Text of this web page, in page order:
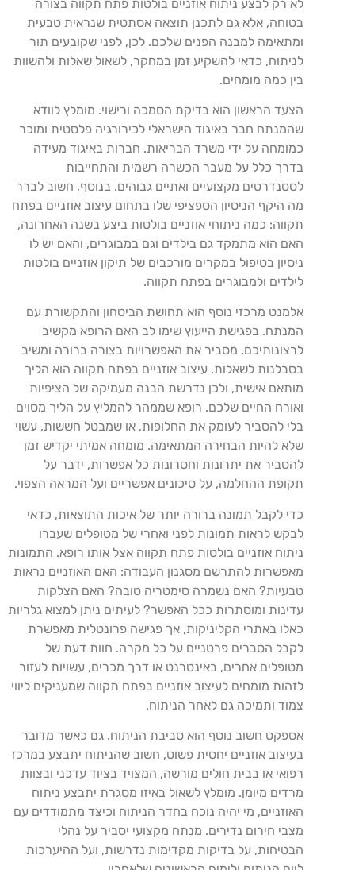
לא רק לבצע ניתוח אוזניים בולטות פתח תקווה בצורה
בטוחה, אלא גם לתכנן תוצאה אסתטית שנראית טבעית
ומתאימה למבנה הפנים שלכם. לכן, לפני שקובעים תור
לניתוח, כדאי להשקיע זמן במחקר, לשאול שאלות ולהשוות
בין כמה מומחים.
הצעד הראשון הוא בדיקת הסמכה ורישוי. מומלץ לוודא
שהמנתח חבר באיגוד הישראלי לכירורגיה פלסטית ומוכר
כמומחה על ידי משרד הבריאות. חברות באיגוד מעידה
בדרך כלל על מעבר הכשרה רשמית והתחייבות
לסטנדרטים מקצועיים ואתיים גבוהים. בנוסף, חשוב לברר
מה היקף הניסיון הספציפי שלו בתחום עיצוב אוזניים בפתח
תקווה: כמה ניתוחי אוזניים בולטות ביצע בשנה האחרונה,
האם הוא מתמקד גם בילדים וגם במבוגרים, והאם יש לו
ניסיון בטיפול במקרים מורכבים של תיקון אוזניים בולטות
לילדים ולמבוגרים בפתח תקווה.
אלמנט מרכזי נוסף הוא תחושת הביטחון והתקשורת עם
המנתח. בפגישת הייעוץ שימו לב האם הרופא מקשיב
לרצונותיכם, מסביר את האפשרויות בצורה ברורה ומשיב
בסבלנות לשאלות. עיצוב אוזניים בפתח תקווה הוא הליך
מותאם אישית, ולכן נדרשת הבנה מעמיקה של הציפיות
ואורח החיים שלכם. רופא שממהר להמליץ על הליך מסוים
בלי להסביר לעומק את החלופות, או שמבטל חששות, עשוי
שלא להיות הבחירה המתאימה. מומחה אמיתי יקדיש זמן
להסביר את יתרונות וחסרונות כל אפשרות, ידבר על
תקופת ההחלמה, על סיכונים אפשריים ועל המראה הצפוי.
כדי לקבל תמונה ברורה יותר של איכות התוצאות, כדאי
לבקש לראות תמונות לפני ואחרי של מטופלים שעברו
ניתוח אוזניים בולטות פתח תקווה אצל אותו רופא. התמונות
מאפשרות להתרשם מסגנון העבודה: האם האוזניים נראות
טבעיות? האם נשמרה סימטריה טובה? האם הצלקות
עדינות ומוסתרות ככל האפשר? לעיתים ניתן למצוא גלריות
כאלו באתרי הקליניקות, אך פגישה פרונטלית מאפשרת
לקבל הסברים פרטניים על כל מקרה. חוות דעת של
מטופלים אחרים, באינטרנט או דרך מכרים, עשויות לעזור
לזהות מומחים לעיצוב אוזניים בפתח תקווה שמעניקים ליווי
צמוד ותמיכה גם לאחר הניתוח.
אספקט חשוב נוסף הוא סביבת הניתוח. גם כאשר מדובר
בעיצוב אוזניים יחסית פשוט, חשוב שהניתוח יתבצע במרכז
רפואי או בבית חולים מורשה, המצויד בציוד עדכני ובצוות
מרדים מיומן. מומלץ לשאול באיזו מסגרת יתבצע ניתוח
האוזניים, מי יהיה נוכח בחדר הניתוח וכיצד מתמודדים עם
מצבי חירום נדירים. מנתח מקצועי יסביר על נהלי
הבטיחות, על בדיקות מקדימות נדרשות, ועל ההיערכות